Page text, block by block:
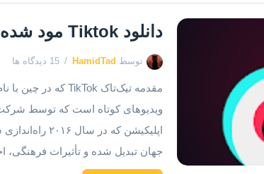
دانلود Tiktok مود شده v41.4.4
توسط HamidTad 15 دیدگاه ها
اپلیکیشن که
جهان تبدیل شده و تأثیرات